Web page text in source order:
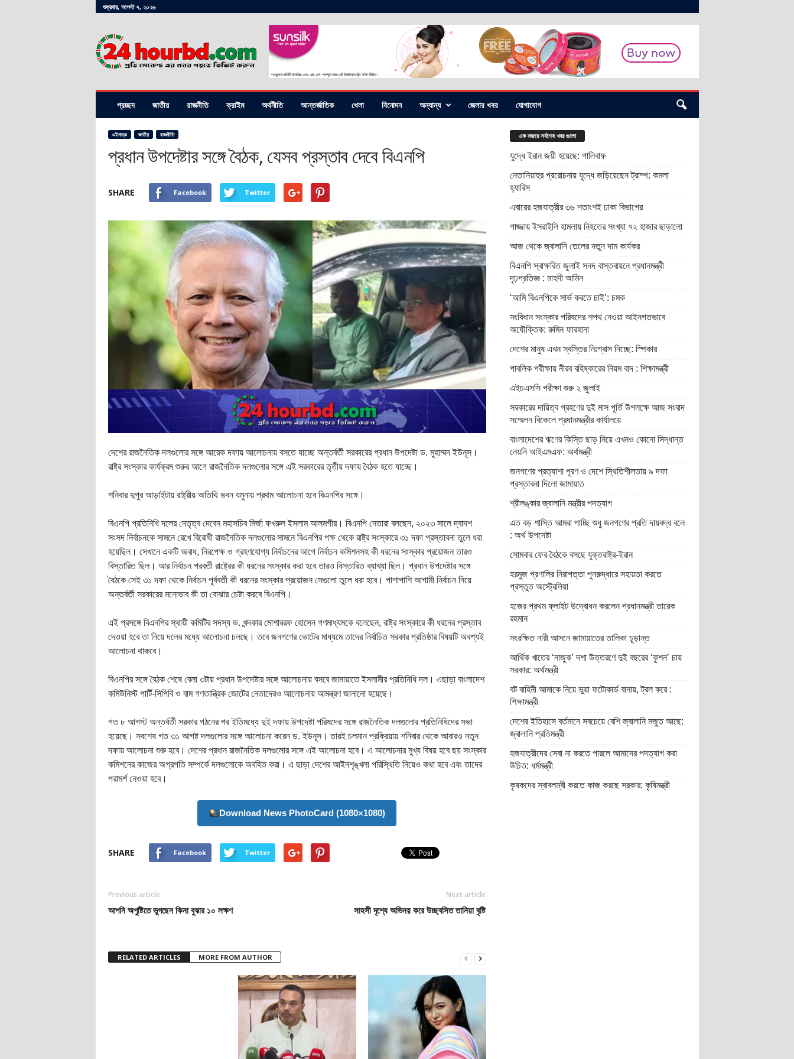
শুক্রবার, আগস্ট ৭, ২০২৬
প্রচ্ছদ জাতীয় রাজনীতি ক্রাইম অর্থনীতি আন্তর্জাতিক খেলা বিনোদন অন্যান্য জেলার খবর যোগাযোগ
এইমাত্র জাতীয় রাজনীতি
প্রধান উপদেষ্টার সঙ্গে বৈঠক, যেসব প্রস্তাব দেবে বিএনপি
SHARE Facebook Twitter
দেশের রাজনৈতিক দলগুলোর সঙ্গে আরেক দফায় আলোচনায় বসতে যাচ্ছে অন্তর্বর্তী সরকারের প্রধান উপদেষ্টা ড. মুহাম্মদ ইউনূস।
রাষ্ট্র সংস্কার কার্যক্রম শুরুর আগে রাজনৈতিক দলগুলোর সঙ্গে এই সরকারের তৃতীয় দফায় বৈঠক হতে যাচ্ছে।
শনিবার দুপুর আড়াইটায় রাষ্ট্রীয় অতিথি ভবন যমুনায় প্রথম আলোচনা হবে বিএনপির সঙ্গে।
বিএনপি প্রতিনিধি দলের নেতৃত্ব দেবেন মহাসচিব মির্জা ফখরুল ইসলাম আলমগীর। বিএনপি নেতারা বলছেন, ২০২৩ সালে দ্বাদশ
সংসদ নির্বাচনকে সামনে রেখে বিরোধী রাজনৈতিক দলগুলোর সামনে বিএনপির পক্ষ থেকে রাষ্ট্র সংস্কারে ৩১ দফা প্রস্তাবনা তুলে ধরা
হয়েছিল। সেখানে একটি অবাধ, নিরপেক্ষ ও গ্রহণযোগ্য নির্বাচনের আগে নির্বাচন কমিশনসহ কী ধরনের সংস্কার প্রয়োজন তারও
বিস্তারিত ছিল। আর নির্বাচন পরবর্তী রাষ্ট্রের কী ধরনের সংস্কার করা হবে তারও বিস্তারিত ব্যাখ্যা ছিল। প্রধান উপদেষ্টার সঙ্গে
বৈঠকে সেই ৩১ দফা থেকে নির্বাচন পূর্ববর্তী কী ধরনের সংস্কার প্রয়োজন সেগুলো তুলে ধরা হবে। পাশাপাশি আগামী নির্বাচন নিয়ে
অন্তর্বর্তী সরকারের মনোভাব কী তা বোঝার চেষ্টা করবে বিএনপি।
এই প্রসঙ্গে বিএনপির স্থায়ী কমিটির সদস্য ড. খন্দকার মোশাররফ হোসেন গণমাধ্যমকে বলেছেন, রাষ্ট্র সংস্কারে কী ধরনের প্রস্তাব
দেওয়া হবে তা নিয়ে দলের মধ্যে আলোচনা চলছে। তবে জনগণের ভোটের মাধ্যমে তাদের নির্বাচিত সরকার প্রতিষ্ঠার বিষয়টি অবশ্যই
আলোচনা থাকবে।
বিএনপির সঙ্গে বৈঠক শেষে বেলা ৩টায় প্রধান উপদেষ্টার সঙ্গে আলোচনায় বসবে জামায়াতে ইসলামীর প্রতিনিধি দল। এছাড়া বাংলাদেশ
কমিউনিস্ট পার্টি-সিপিবি ও বাম গণতান্ত্রিক জোটের নেতাদেরও আলোচনায় আমন্ত্রণ জানানো হয়েছে।
গত ৮ আগস্ট অন্তর্বর্তী সরকার গঠনের পর ইতিমধ্যে দুই দফায় উপদেষ্টা পরিষদের সঙ্গে রাজনৈতিক দলগুলোর প্রতিনিধিদের সভা
হয়েছে। সবশেষ গত ৩১ আগষ্ট দলগুলোর সঙ্গে আলোচনা করেন ড. ইউনূস। তারই চলমান প্রক্রিয়ায় শনিবার থেকে আবারও নতুন
দফায় আলোচনা শুরু হবে। দেশের প্রধান রাজনৈতিক দলগুলোর সঙ্গে এই আলোচনা হবে। এ আলোচনার মুখ্য বিষয় হবে ছয় সংস্কার
কমিশনের কাজের অগ্রগতি সম্পর্কে দলগুলোকে অবহিত করা। এ ছাড়া দেশের আইনশৃঙ্খলা পরিস্থিতি নিয়েও কথা হবে এবং তাদের
পরামর্শ নেওয়া হবে।
Download News PhotoCard (1080×1080)
SHARE Facebook Twitter
Previous article
আপনি অপুষ্টিতে ভুগছেন কিনা বুঝার ১০ লক্ষণ
Next article
সাহসী দৃশ্যে অভিনয় করে উচ্ছ্বসিত তানিয়া বৃষ্টি
RELATED ARTICLES MORE FROM AUTHOR
এক নজরে সর্বশেষ খবর গুলো
যুদ্ধে ইরান জয়ী হয়েছে: গালিবাফ
নেতানিয়াহুর প্ররোচনায় যুদ্ধে জড়িয়েছেন ট্রাম্প: কমলা
হ্যারিস
এবারের হজযাত্রীর ৩৬ শতাংশই ঢাকা বিভাগের
গাজ্জায় ইসরাইলি হামলায় নিহতের সংখ্যা ৭২ হাজার ছাড়ালো
আজ থেকে জ্বালানি তেলের নতুন দাম কার্যকর
বিএনপি স্বাক্ষরিত জুলাই সনদ বাস্তবায়নে প্রধানমন্ত্রী
দৃঢ়প্রতিজ্ঞ : মাহদী আমিন
‘আমি বিএনপিকে সার্ভ করতে চাই’: চমক
সংবিধান সংস্কার পরিষদের শপথ নেওয়া আইনগতভাবে
অযৌক্তিক: রুমিন ফারহানা
দেশের মানুষ এখন স্বস্তির নিঃশ্বাস নিচ্ছে: স্পিকার
পাবলিক পরীক্ষায় নীরব বহিষ্কারের নিয়ম বাদ : শিক্ষামন্ত্রী
এইচএসসি পরীক্ষা শুরু ২ জুলাই
সরকারের দায়িত্ব গ্রহণের দুই মাস পূর্তি উপলক্ষে আজ সংবাদ
সম্মেলন বিকেলে প্রধানমন্ত্রীর কার্যালয়ে
বাংলাদেশের ঋণের কিস্তি ছাড় নিয়ে এখনও কোনো সিদ্ধান্ত
নেয়নি আইএমএফ: অর্থমন্ত্রী
জনগণের প্রত্যাশা পূরণ ও দেশে স্থিতিশীলতায় ৯ দফা
প্রস্তাবনা দিলো জামায়াত
শ্রীলঙ্কার জ্বালানি মন্ত্রীর পদত্যাগ
এত বড় শাস্তি আমরা পাচ্ছি শুধু জনগণের প্রতি দায়বদ্ধ বলে
: অর্থ উপদেষ্টা
সোমবার ফের বৈঠকে বসছে যুক্তরাষ্ট্র-ইরান
হরমুজ প্রণালির নিরাপত্তা পুনরুদ্ধারে সহায়তা করতে
প্রস্তুত অস্ট্রেলিয়া
হজের প্রথম ফ্লাইট উদ্বোধন করলেন প্রধানমন্ত্রী তারেক
রহমান
সংরক্ষিত নারী আসনে জামায়াতের তালিকা চূড়ান্ত
আর্থিক খাতের ‘নাজুক’ দশা উত্তরণে দুই বছরের ‘কুশন’ চায়
সরকার: অর্থমন্ত্রী
বট বাহিনী আমাকে নিয়ে ভুয়া ফটোকার্ড বানায়, ট্রল করে :
শিক্ষামন্ত্রী
দেশের ইতিহাসে বর্তমানে সবচেয়ে বেশি জ্বালানি মজুত আছে:
জ্বালানি প্রতিমন্ত্রী
হজযাত্রীদের সেবা না করতে পারলে আমাদের পদত্যাগ করা
উচিত: ধর্মমন্ত্রী
কৃষকদের স্বাবলম্বী করতে কাজ করছে সরকার: কৃষিমন্ত্রী